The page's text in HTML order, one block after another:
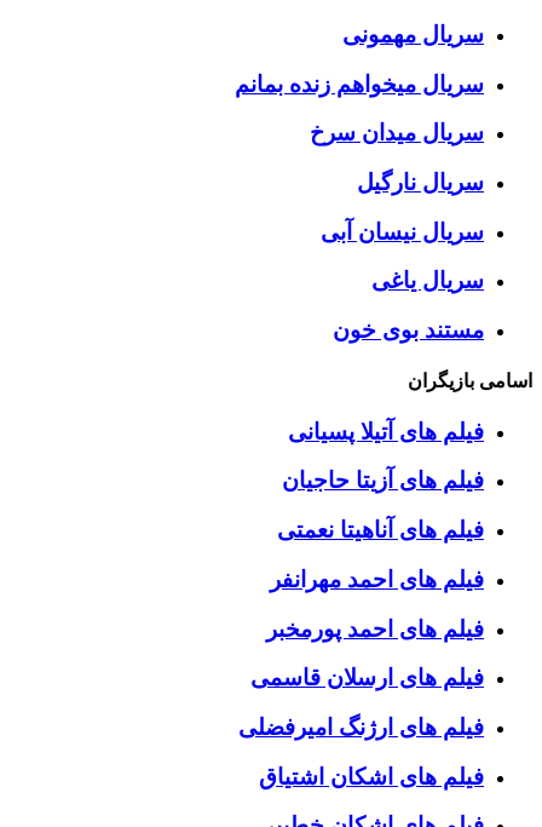
سریال مهمونی
سریال میخواهم زنده بمانم
سریال میدان سرخ
سریال نارگیل
سریال نیسان آبی
سریال یاغی
مستند بوی خون
اسامی بازیگران
فیلم های آتیلا پسیانی
فیلم های آزیتا حاجیان
فیلم های آناهیتا نعمتی
فیلم های احمد مهرانفر
فیلم های احمد پورمخبر
فیلم های ارسلان قاسمی
فیلم های ارژنگ امیرفضلی
فیلم های اشکان اشتیاق